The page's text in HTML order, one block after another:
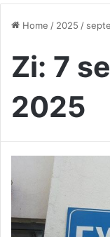
Home / 2025 /
Zi: 7
2025